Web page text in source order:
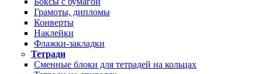
Грамоты, дипломы
Конверты
Наклейки
Флажки-закладки
Тетради
Сменные блоки для тетрадей на кольцах